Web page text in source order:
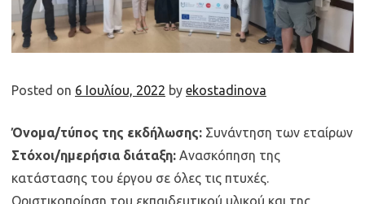
Posted on 6 Ιουλίου, 2022 by ekostadinova
Όνομα/τύπος της εκδήλωσης: Συνάντηση των εταίρων
Στόχοι/ημερήσια διάταξη: Ανασκόπηση της
κατάστασης του έργου σε όλες τις πτυχές.
Οριστικοποίηση του εκπαιδευτικού υλικού και της